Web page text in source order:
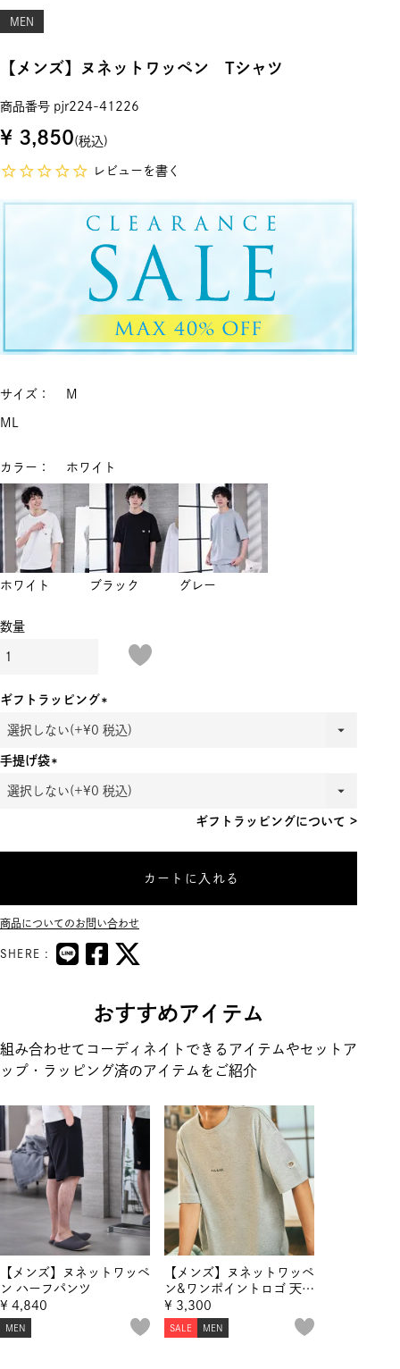
MEN
【メンズ】ヌネットワッペン Tシャツ
商品番号 pjr224-41226
¥ 3,850 税込
レビューを書く
サイズ M
M
カラー ホワイト
ホワイト ブラック グレー
ギフトラッピング
(必
手提げ袋
(必
ギフトラッピングについて >
カートに入れる
商品についてのお問い合わせ
SHERE :
おすすめアイテム
組み合わせてコーディネイトできるアイテムやセットア
ップ・ラッピング済のアイテムをご紹介
【メンズ】ヌネットワッペ
ン ハーフパンツ
MEN
¥ 4,840
【メンズ】ヌネットワッペ
ン&ワンポイントロゴ 天竺
ムジTシャツ
SALE MEN
¥ 3,300